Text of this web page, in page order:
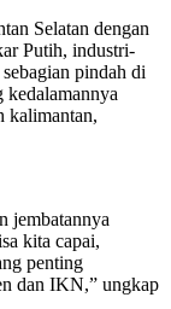
Selatan dengan
Putih, industri-
pindah di
kedalamannya
kalimantan,
jembatannya
kita capai,
penting
dan IKN,” ungkap